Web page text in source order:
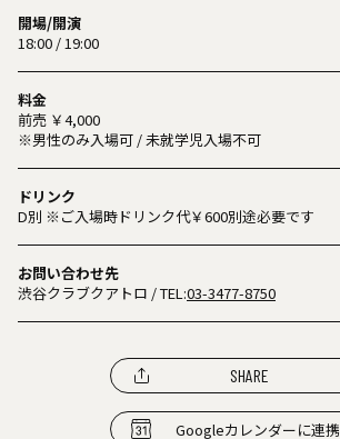
開場/開演
18:00 / 19:00
料金
前売 ￥4,000
※男性のみ入場可 / 未就学児入場不可
ドリンク
D別 ※ご入場時ドリンク代￥600別途必要です
お問い合わせ先
渋谷クラブクアトロ / TEL:03-3477-8750
SHARE
Googleカレンダーに連携